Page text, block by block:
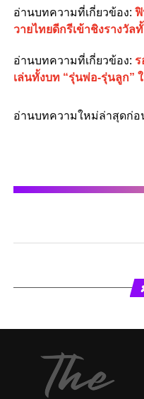
อ่านบทความที่เกี่ยวข้อง: ฟิ
วายไทยดีกรีเข้าชิงรางวัล
อ่านบทความที่เกี่ยวข้อง: ร
เล่นทั้งบท “รุ่นพ่อ-รุ่นลูก”
อ่านบทความใหม่ล่าสุดก่อ